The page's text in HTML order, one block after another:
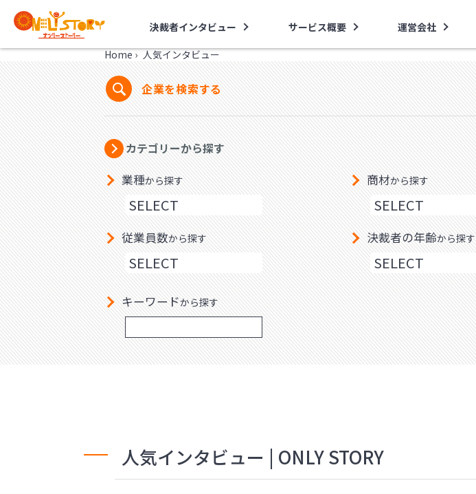
決裁者インタビュー サービス概要 運営会社
Home › 人気インタビュー
企業を検索する
カテゴリーから探す
業種から探す 商材から探す
従業員数から探す 決裁者の年齢から探す
キーワードから探す
人気インタビュー | ONLY STORY